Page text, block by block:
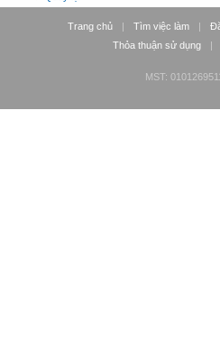
Trang chủ | Tìm việc làm |
Thỏa thuận sử dụng
|
MST: